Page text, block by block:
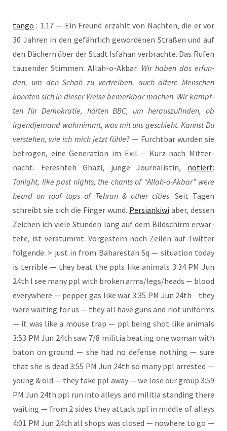
tan­go : 1.17 — Ein Freund erzählt von Näch­ten, die er vor
30 Jah­ren in den gefähr­lich gewor­de­nen Stra­ßen und auf
den Dächern über der Stadt Isfa­han ver­brach­te. Das Rufen
tau­sen­der Stim­men: Allah-o-Akbar. Wir haben das erfun­
den, um den Schah zu ver­trei­ben, auch älte­re Men­schen
konn­ten sich in die­ser Wei­se bemerk­bar machen. Wir kämpf­
ten für Demo­kra­tie, hör­ten BBC, um her­aus­zu­fin­den, ob
irgend­je­mand wahr­nimmt, was mit uns geschieht. Kannst Du
ver­ste­hen, wie ich mich jetzt füh­le? — Furcht­bar wur­den sie
betro­gen, eine Gene­ra­ti­on im Exil. – Kurz nach Mit­ter­
nacht. Fereshteh Gha­zi, jun­ge Jour­na­lis­tin, notiert:
Tonight, like past nights, the chants of “Allah-o-Akbar” were
heard on roof tops of Tehr­an & other cities. Seit Tagen
schreibt sie sich die Fin­ger wund. Per­sian­ki­wi aber, des­sen
Zei­chen ich vie­le Stun­den lang auf dem Bild­schirm erwar­
te­te, ist ver­stummt. Vor­ges­tern noch Zei­len auf Twit­ter
fol­gen­de: > just in from Baha­re­stan Sq — situa­ti­on today
is ter­ri­ble — they beat the ppls like ani­mals 3:34 PM Jun
24th I see many ppl with bro­ken arms/legs/heads — blood
ever­y­whe­re — pep­per gas like war 3:35 PM Jun 24th they
were wai­ting for us — they all have guns and riot uni­forms
— it was like a mou­se trap — ppl being shot like ani­mals
3:53 PM Jun 24th saw 7/8 militia bea­ting one woman with
baton on ground — she had no defen­se not­hing — sure
that she is dead 3:55 PM Jun 24th so many ppl arres­ted —
young & old — they take ppl away — we lose our group 3:59
PM Jun 24th ppl run into alleys and militia stan­ding the­re
wai­ting — from 2 sides they attack ppl in midd­le of alleys
4:01 PM Jun 24th all shops was clo­sed — nowhe­re to go —